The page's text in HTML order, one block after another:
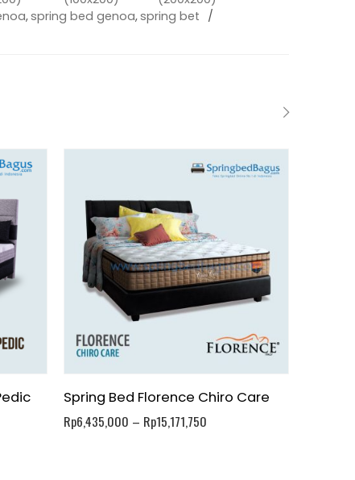
,spring bed genoa,spring bet
Spring Bed Florence Chiro Care
Rp6,435,000 – Rp15,171,750